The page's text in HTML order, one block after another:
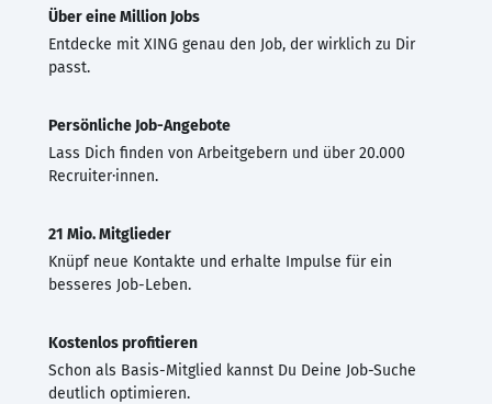
Über eine Million Jobs
Entdecke mit XING genau den Job, der wirklich zu Dir
passt.
Persönliche Job-Angebote
Lass Dich finden von Arbeitgebern und über 20.000
Recruiter·innen.
21 Mio. Mitglieder
Knüpf neue Kontakte und erhalte Impulse für ein
besseres Job-Leben.
Kostenlos profitieren
Schon als Basis-Mitglied kannst Du Deine Job-Suche
deutlich optimieren.